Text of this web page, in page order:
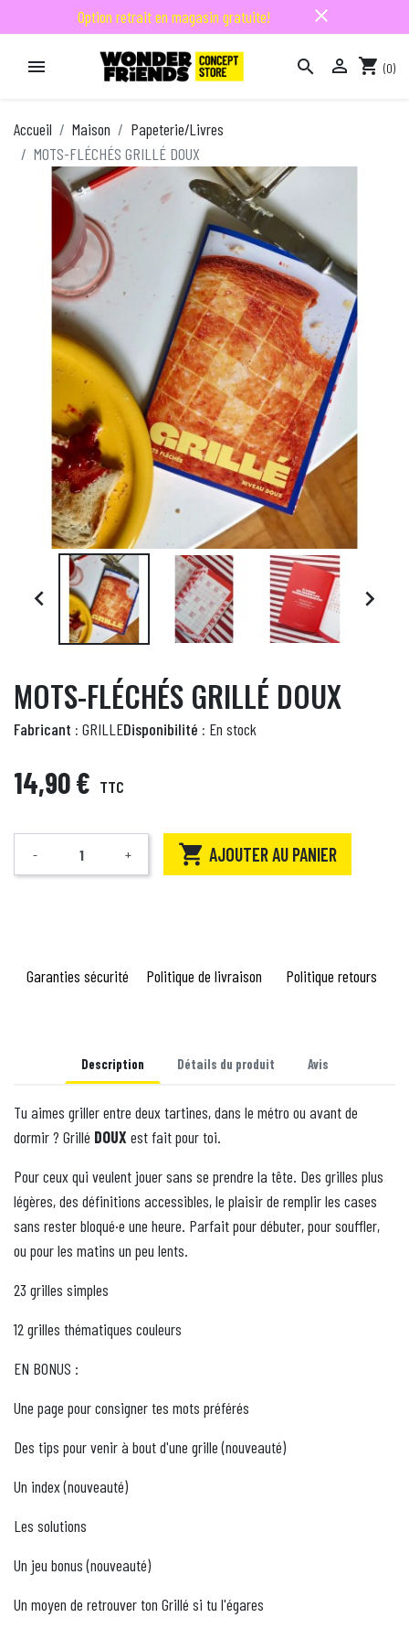
Option retrait en magasin gratuite! close
   shopping_cart (0)
Accueil Maison
Papeterie/Livres
MOTS-FLÉCHÉS GRILLÉ DOUX
 
MOTS-FLÉCHÉS GRILLÉ DOUX
Fabricant : GRILLEDisponibilité : En stock
14,90 € TTC
Quantité
- +  AJOUTER AU PANIER
Garanties sécurité Politique de livraison Politique retours
Description Détails du produit Avis
Tu aimes griller entre deux tartines, dans le métro ou avant de
dormir ? Grillé DOUX est fait pour toi.
Pour ceux qui veulent jouer sans se prendre la tête. Des grilles plus
légères, des définitions accessibles, le plaisir de remplir les cases
sans rester bloqué·e une heure. Parfait pour débuter, pour souffler,
ou pour les matins un peu lents.
23 grilles simples
12 grilles thématiques couleurs
EN BONUS :
Une page pour consigner tes mots préférés
Des tips pour venir à bout d'une grille (nouveauté)
Un index (nouveauté)
Les solutions
Un jeu bonus (nouveauté)
Un moyen de retrouver ton Grillé si tu l'égares